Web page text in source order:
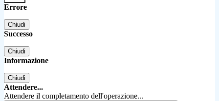
Errore
Chiudi
Successo
Chiudi
Informazione
Chiudi
Attendere...
Attendere il completamento dell'operazione...